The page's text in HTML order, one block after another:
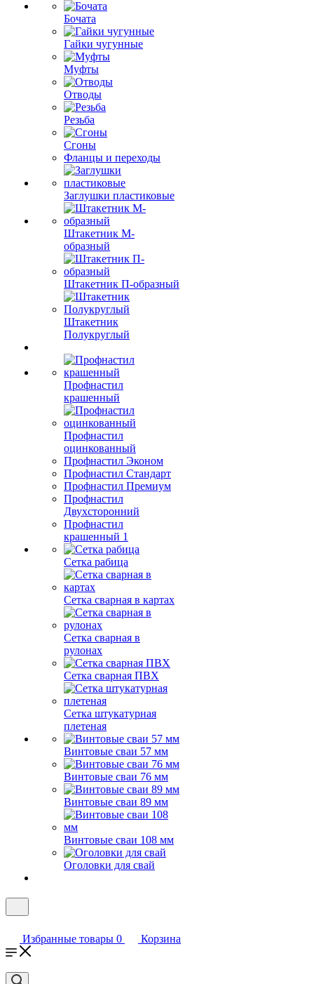
Бочата
Гайки чугунные
Муфты
Отводы
Резьба
Сгоны
Фланцы и переходы
Заглушки пластиковые
Штакетник М-
образный
Штакетник П-образный
Штакетник
Полукруглый
Профнастил
крашенный
Профнастил
оцинкованный
Профнастил Эконом
Профнастил Стандарт
Профнастил Премиум
Профнастил
Двухсторонний
Профнастил
крашенный 1
Сетка рабица
Сетка сварная в картах
Сетка сварная в
рулонах
Сетка сварная ПВХ
Сетка штукатурная
плетеная
Винтовые сваи 57 мм
Винтовые сваи 76 мм
Винтовые сваи 89 мм
Винтовые сваи 108 мм
Оголовки для свай
Избранные товары 0 Корзина